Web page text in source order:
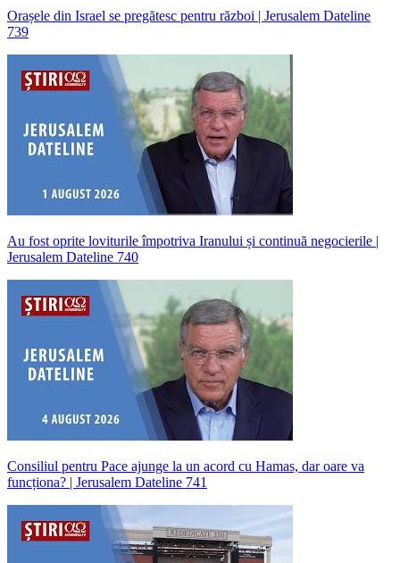
Orașele din Israel se pregătesc pentru război | Jerusalem Dateline
739
Au fost oprite loviturile împotriva Iranului și continuă negocierile |
Jerusalem Dateline 740
Consiliul pentru Pace ajunge la un acord cu Hamas, dar oare va
funcționa? | Jerusalem Dateline 741